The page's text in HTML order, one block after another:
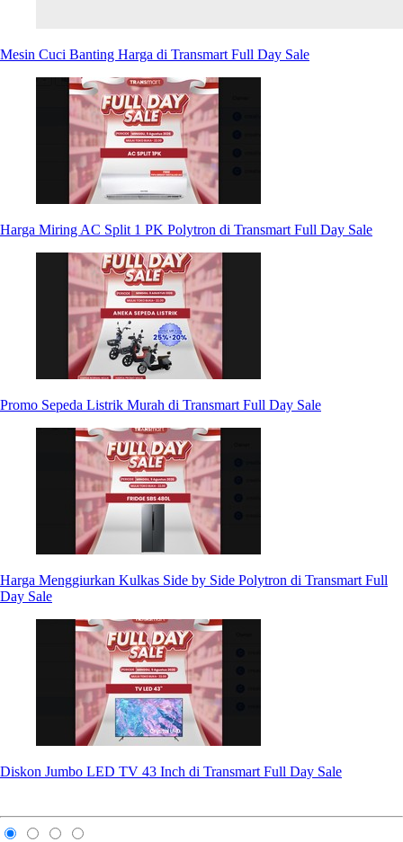
Mesin Cuci Banting Harga di Transmart Full Day Sale
Harga Miring AC Split 1 PK Polytron di Transmart Full Day Sale
Promo Sepeda Listrik Murah di Transmart Full Day Sale
Harga Menggiurkan Kulkas Side by Side Polytron di Transmart Full
Day Sale
Diskon Jumbo LED TV 43 Inch di Transmart Full Day Sale